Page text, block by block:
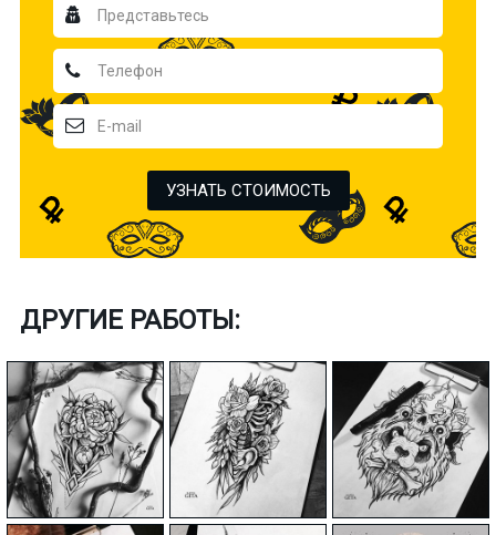
УЗНАТЬ СТОИМОСТЬ
ДРУГИЕ РАБОТЫ: